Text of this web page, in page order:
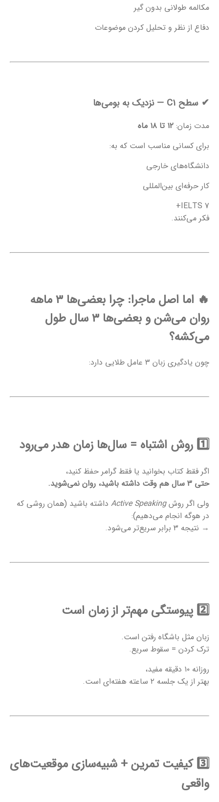
مکالمه طولانی بدون گیر
دفاع از نظر و تحلیل کردن موضوعات
✔ سطح C1 — نزدیک به بومی‌ها
مدت زمان: ۱۲ تا ۱۸ ماه
برای کسانی مناسب است که به:
دانشگاه‌های خارجی
کار حرفه‌ای بین‌المللی
IELTS 7+
فکر می‌کنند.
🔥
اما اصل ماجرا: چرا بعضی‌ها ۳ ماهه
روان می‌شن و بعضی‌ها ۳ سال طول
می‌کشه؟
چون یادگیری زبان ۳ عامل طلایی دارد:
1️⃣ روش اشتباه = سال‌ها زمان هدر می‌رود
اگر فقط کتاب بخوانید یا فقط گرامر حفظ کنید،
حتی ۳ سال هم وقت داشته باشید، روان نمی‌شوید.
ولی اگر روشActive Speaking داشته باشید (همان روشی که
در هوگه انجام می‌دهیم):
→ نتیجه ۳ برابر سریع‌تر می‌شود.
2️⃣ پیوستگی مهم‌تر از زمان است
زبان مثل باشگاه رفتن است.
ترک کردن = سقوط سریع.
روزانه ۱۰ دقیقه مفید،
بهتر از یک جلسه ۲ ساعته هفته‌ای است.
3️⃣ کیفیت تمرین + شبیه‌سازی موقعیت‌های
واقعی